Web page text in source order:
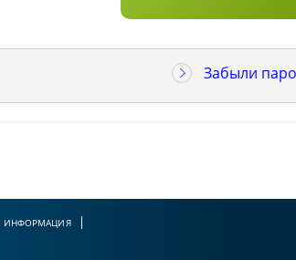
Забыли
ИНФОРМАЦИЯ